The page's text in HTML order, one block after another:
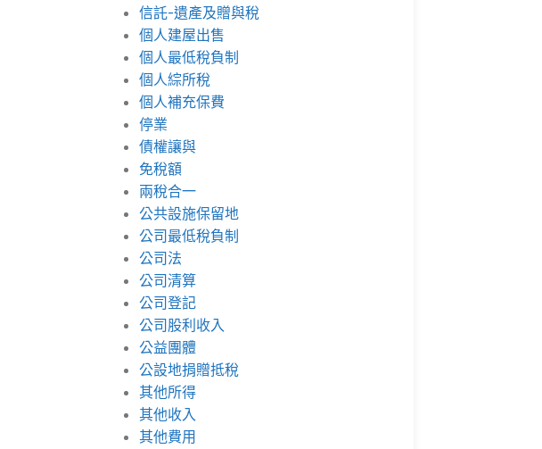
信託-遺產及贈與稅
個人建屋出售
個人最低稅負制
個人綜所稅
個人補充保費
停業
債權讓與
免稅額
兩稅合一
公共設施保留地
公司最低稅負制
公司法
公司清算
公司登記
公司股利收入
公益團體
公設地捐贈抵稅
其他所得
其他收入
其他費用